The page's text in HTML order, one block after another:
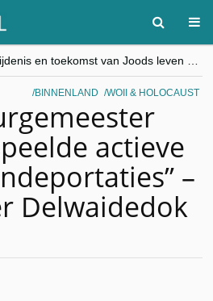
“Besnijdenisdebat toont hoe moeilijk seculiere Westen minderheden begrijpt”, Jinnih Beels (Vooruit)
CITYTRIP | ROEMENIË – Boekarest: de verrassing van Oost-Europa
BINNENLAND WOII & HOLOCAUST
actieve
–
Delwaidedok